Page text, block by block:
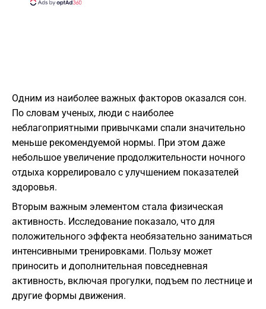
Одним из наиболее важных факторов оказался сон.
По словам ученых, люди с наиболее
неблагоприятными привычками спали значительно
меньше рекомендуемой нормы. При этом даже
небольшое увеличение продолжительности ночного
отдыха коррелировало с улучшением показателей
здоровья.
Вторым важным элементом стала физическая
активность. Исследование показало, что для
положительного эффекта необязательно заниматься
интенсивными тренировками. Пользу может
приносить и дополнительная повседневная
активность, включая прогулки, подъем по лестнице и
другие формы движения.